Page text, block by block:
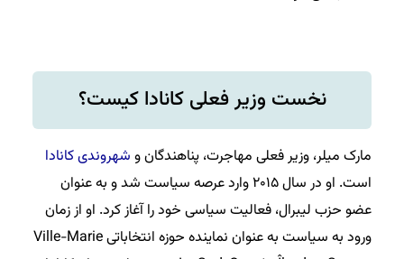
نخست وزیر فعلی کانادا کیست؟
مارک میلر، وزیر فعلی مهاجرت، پناهندگان و شهروندی کانادا
است. او در سال ۲۰۱۵ وارد عرصه سیاست شد و به عنوان
عضو حزب لیبرال، فعالیت سیاسی خود را آغاز کرد. او از زمان
ورود به سیاست به عنوان نماینده حوزه انتخاباتی Ville-Marie